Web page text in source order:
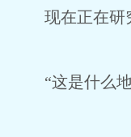
现在正在研
“这是什么地